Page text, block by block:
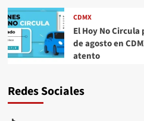
CDMX
El Hoy No
de agosto en
atento
Redes Sociales